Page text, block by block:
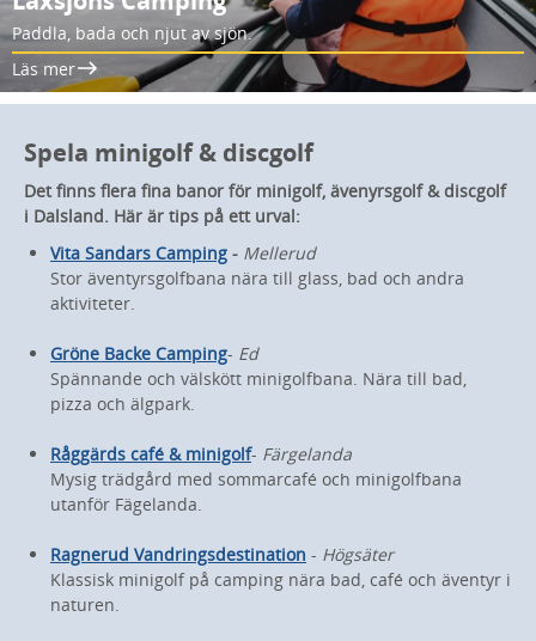
Paddla, bada och njut av sjön.
Läs mer
Spela minigolf & discgolf
Det finns flera fina banor för minigolf, ävenyrsgolf & discgolf
i Dalsland. Här är tips på ett urval:
Vita Sandars Camping - Mellerud
Stor äventyrsgolfbana nära till glass, bad och andra
aktiviteter.
Gröne Backe Camping- Ed
Spännande och välskött minigolfbana. Nära till bad,
pizza och älgpark.
Råggärds café & minigolf- Färgelanda
Mysig trädgård med sommarcafé och minigolfbana
utanför Fägelanda.
Ragnerud Vandringsdestination - Högsäter
Klassisk minigolf på camping nära bad, café och äventyr i
naturen.